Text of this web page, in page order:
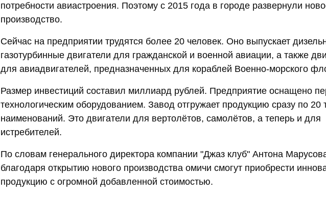
потребности авиастроения. Поэтому с 2015 года в городе развернули
производство.
Сейчас на предприятии трудятся более 20 человек. Оно выпускает
газотурбинные двигатели для гражданской и военной авиации, а также
для авиадвигателей, предназначенных для кораблей Военно-морского
Размер инвестиций составил миллиард рублей. Предприятие оснащено
технологическим оборудованием. Завод отгружает продукцию сразу по 20
наименований. Это двигатели для вертолётов, самолётов, а теперь и для
истребителей.
По словам генерального директора компании "Джаз клуб" Антона
благодаря открытию нового производства омичи смогут приобрести
продукцию с огромной добавленной стоимостью.